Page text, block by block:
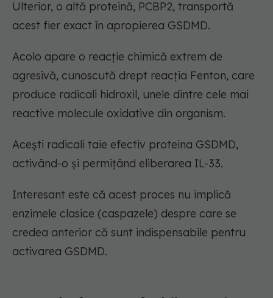
Ulterior, o altă proteină, PCBP2, transportă
acest fier exact în apropierea GSDMD.
Acolo apare o reacție chimică extrem de
agresivă, cunoscută drept reacția Fenton, care
produce radicali hidroxil, unele dintre cele mai
reactive molecule oxidative din organism.
Acești radicali taie efectiv proteina GSDMD,
activând-o și permițând eliberarea IL-33.
Interesant este că acest proces nu implică
enzimele clasice (caspazele) despre care se
credea anterior că sunt indispensabile pentru
activarea GSDMD.